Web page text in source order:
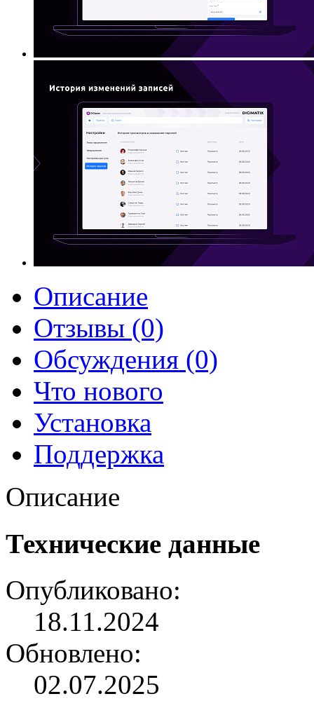
Описание
Отзывы (0)
Обсуждения (0)
Что нового
Установка
Поддержка
Описание
Технические данные
Опубликовано:
18.11.2024
Обновлено:
02.07.2025